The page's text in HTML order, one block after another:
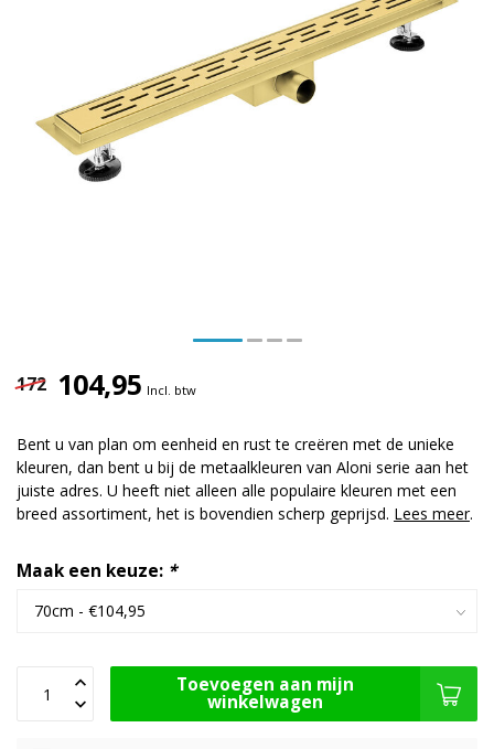
172 104,95 Incl. btw
Bent u van plan om eenheid en rust te creëren met de unieke
kleuren, dan bent u bij de metaalkleuren van Aloni serie aan het
juiste adres. U heeft niet alleen alle populaire kleuren met een
breed assortiment, het is bovendien scherp geprijsd. Lees meer.
Maak een keuze: *
Toevoegen aan mijn
winkelwagen